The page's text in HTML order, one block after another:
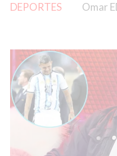
Omar
DEPORTES